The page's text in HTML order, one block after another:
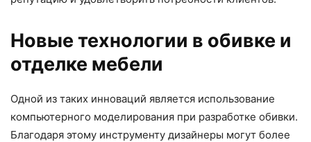
Новые технологии в обивке и
отделке мебели
Одной из таких инноваций является использование
компьютерного моделирования при разработке обивки.
Благодаря этому инструменту дизайнеры могут более